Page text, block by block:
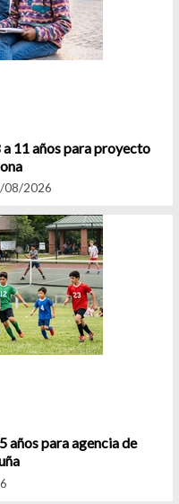
11 años para proyecto
08/2026
años para agencia de